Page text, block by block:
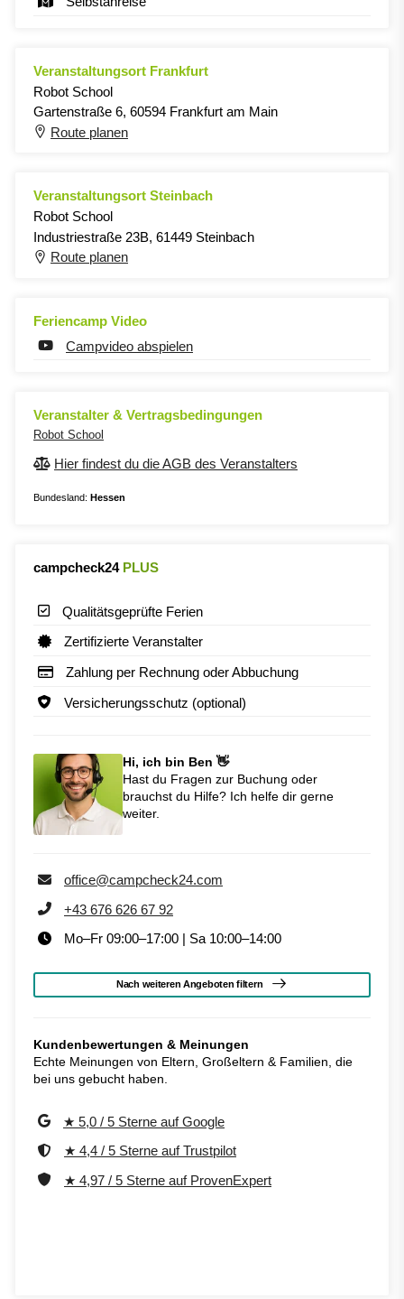
Veranstaltungsort Frankfurt
Robot School
Gartenstraße 6, 60594 Frankfurt am Main
Route planen
Veranstaltungsort Steinbach
Robot School
Industriestraße 23B, 61449 Steinbach
Route planen
Feriencamp Video
Campvideo abspielen
Veranstalter & Vertragsbedingungen
Robot School
Hier findest du die AGB des Veranstalters
Bundesland: Hessen
campcheck24 PLUS
Qualitätsgeprüfte Ferien
Zertifizierte Veranstalter
Zahlung per Rechnung oder Abbuchung
Versicherungsschutz (optional)
Hi, ich bin Ben 👋
Hast du Fragen zur Buchung oder
brauchst du Hilfe? Ich helfe dir gerne
weiter.
office@campcheck24.com
+43 676 626 67 92
Mo–Fr 09:00–17:00 | Sa 10:00–14:00
Nach weiteren Angeboten filtern
Kundenbewertungen & Meinungen
Echte Meinungen von Eltern, Großeltern & Familien, die
bei uns gebucht haben.
★ 5,0 / 5 Sterne auf Google
★ 4,4 / 5 Sterne auf Trustpilot
★ 4,97 / 5 Sterne auf ProvenExpert